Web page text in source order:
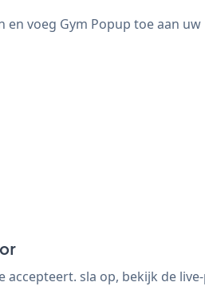
voeg Gym Popup toe aan
sla op, bekijk de